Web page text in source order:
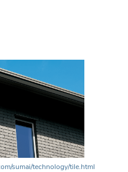
sumai/technology/tile.html